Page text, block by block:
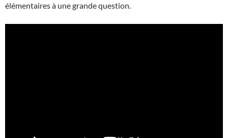
élémentaires à une grande question.